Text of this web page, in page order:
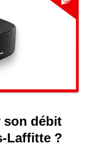
son débit
Laffitte ?